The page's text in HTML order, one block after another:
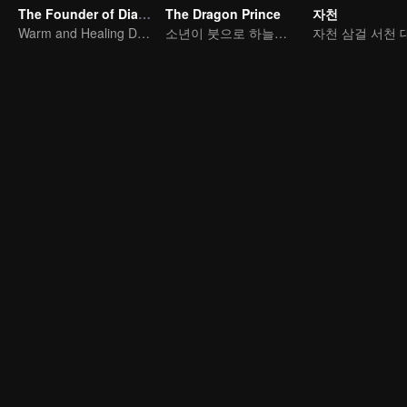
The Founder of Diabolism Q
Warm and Healing Daily Life
The Dragon Prince
소년이 붓으로 하늘을 가른다
자천